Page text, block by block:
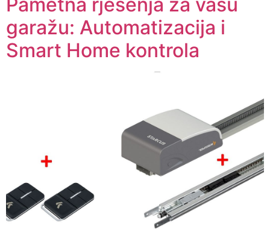
garažu: Automatizacija i
Smart Home kontrola